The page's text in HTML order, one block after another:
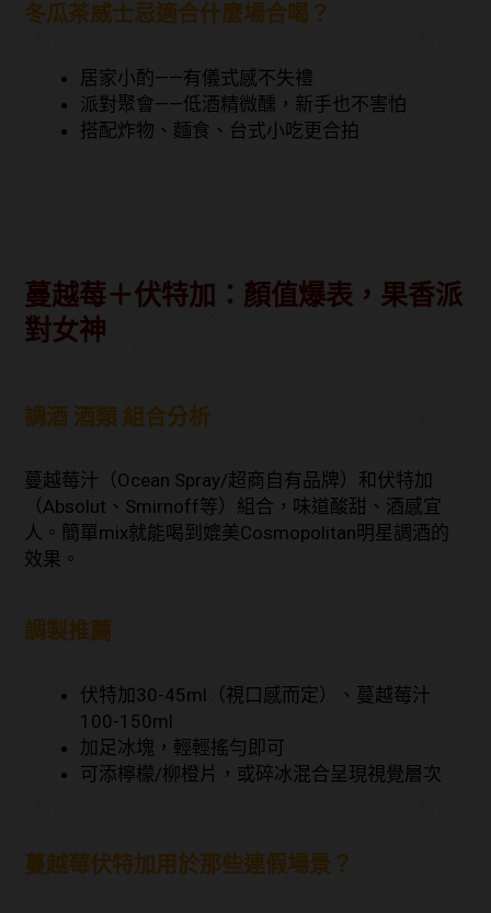
冬瓜茶威士忌適合什麼場合喝？
居家小酌——有儀式感不失禮
派對聚會——低酒精微醺，新手也不害怕
搭配炸物、麵食、台式小吃更合拍
蔓越莓＋伏特加：顏值爆表，果香派
對女神
調酒 酒類 組合分析
蔓越莓汁（Ocean Spray/超商自有品牌）和伏特加
（Absolut、Smirnoff等）組合，味道酸甜、酒感宜
人。簡單mix就能喝到媲美Cosmopolitan明星調酒的
效果。
調製推薦
伏特加30-45ml（視口感而定）、蔓越莓汁
100-150ml
加足冰塊，輕輕搖勻即可
可添檸檬/柳橙片，或碎冰混合呈現視覺層次
蔓越莓伏特加用於那些連假場景？